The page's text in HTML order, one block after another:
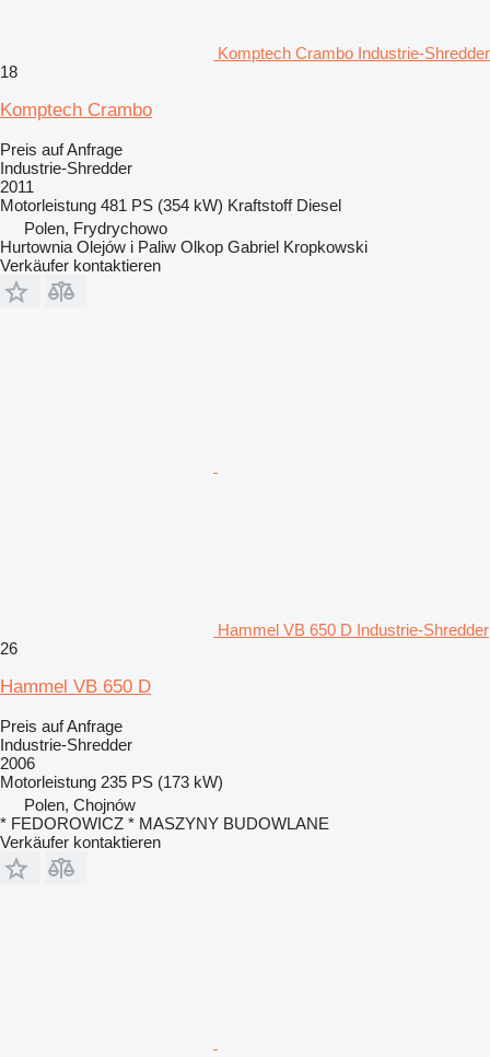
Komptech Crambo Industrie-Shredder
18
Komptech Crambo
Preis auf Anfrage
Industrie-Shredder
2011
Motorleistung 481 PS (354 kW) Kraftstoff Diesel
Polen, Frydrychowo
Hurtownia Olejów i Paliw Olkop Gabriel Kropkowski
Verkäufer kontaktieren
Hammel VB 650 D Industrie-Shredder
26
Hammel VB 650 D
Preis auf Anfrage
Industrie-Shredder
2006
Motorleistung 235 PS (173 kW)
Polen, Chojnów
* FEDOROWICZ * MASZYNY BUDOWLANE
Verkäufer kontaktieren